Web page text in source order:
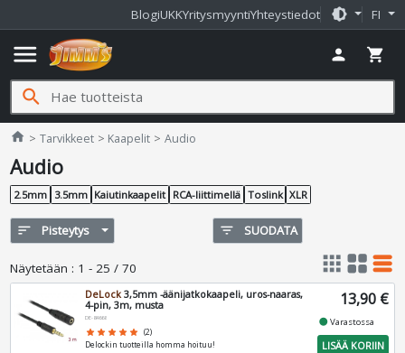
BlogiUKKYritysmyyntiYhteystiedot brightness_medium FI
menu person shopping_cart
search
home Jimms.fi
Tarvikkeet Kaapelit Audio
Audio
2.5mm 3.5mm Kaiutinkaapelit RCA-liittimellä Toslink XLR
sort Pisteytys filter_list SUODATA
Näytetään : 1 - 25 / 70 apps grid_view table_rows
DeLock3,5mm -äänijatkokaapeli, uros-naaras,
4-pin, 3m, musta
DE-84668
star star star star star (2)
Delockin tuotteilla homma hoituu!
13,90 €
fiber_manual_recordVarastossa
LISÄÄ KORIIN